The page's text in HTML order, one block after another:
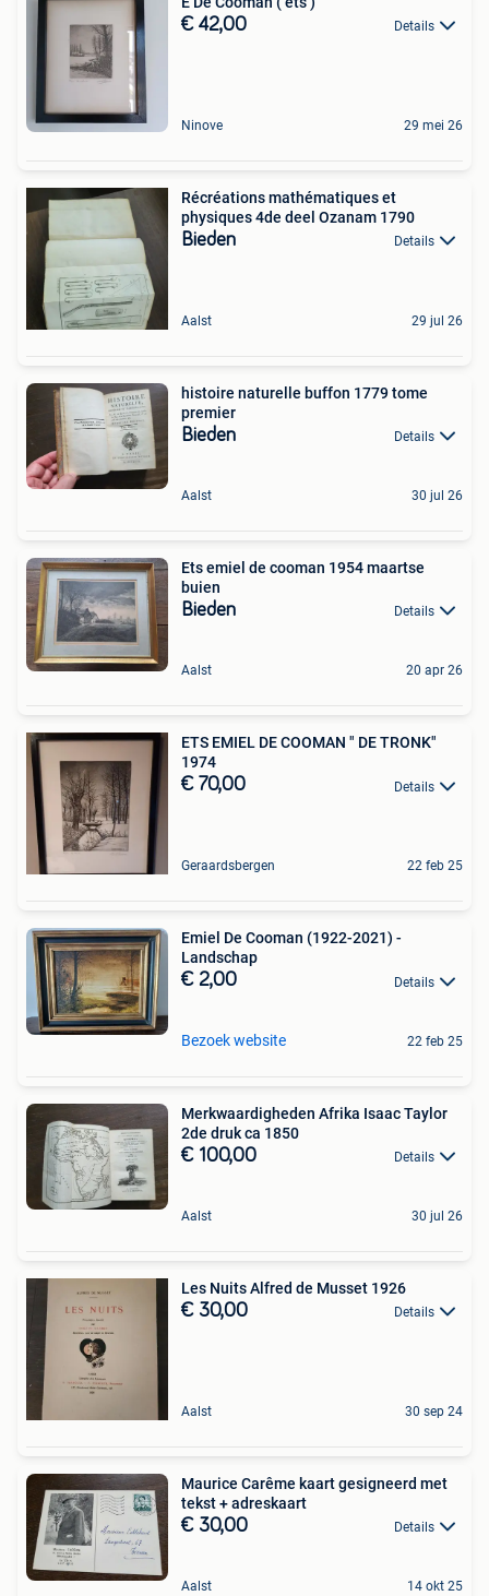
€ 42,00 Details
Ninove 29 mei 26
Récréations mathématiques et
physiques 4de deel Ozanam 1790
Bieden Details
Aalst 29 jul 26
histoire naturelle buffon 1779 tome
premier
Bieden Details
Aalst 30 jul 26
Ets emiel de cooman 1954 maartse
buien
Bieden Details
Aalst 20 apr 26
ETS EMIEL DE COOMAN " DE TRONK"
1974
€ 70,00 Details
Geraardsbergen 22 feb 25
Emiel De Cooman (1922-2021) -
Landschap
€ 2,00 Details
Bezoek website 22 feb 25
Merkwaardigheden Afrika Isaac Taylor
2de druk ca 1850
€ 100,00 Details
Aalst 30 jul 26
Les Nuits Alfred de Musset 1926
€ 30,00 Details
Aalst 30 sep 24
Maurice Carême kaart gesigneerd met
tekst + adreskaart
€ 30,00 Details
Aalst 14 okt 25